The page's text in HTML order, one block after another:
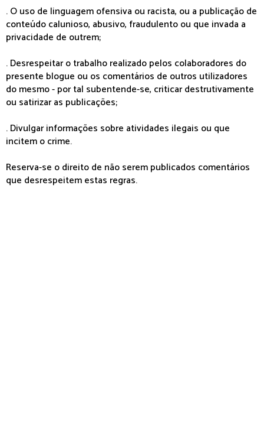
. O uso de linguagem ofensiva ou racista, ou a publicação de
conteúdo calunioso, abusivo, fraudulento ou que invada a
privacidade de outrem;
. Desrespeitar o trabalho realizado pelos colaboradores do
presente blogue ou os comentários de outros utilizadores
do mesmo - por tal subentende-se, criticar destrutivamente
ou satirizar as publicações;
. Divulgar informações sobre atividades ilegais ou que
incitem o crime.
Reserva-se o direito de não serem publicados comentários
que desrespeitem estas regras.